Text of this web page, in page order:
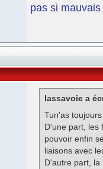
pas si
lassavoie a
Tun'as
D'une part, les
pouvoir enfin
liaisons avec
D'autre part, la